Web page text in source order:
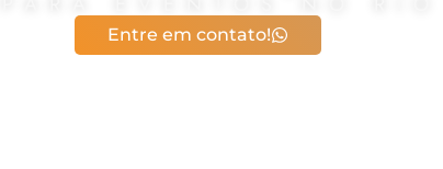
Entre em contato!